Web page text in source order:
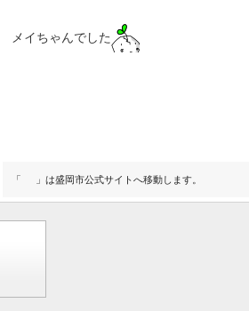
メイちゃんでした
「 」は盛岡市公式サイトへ移動します。